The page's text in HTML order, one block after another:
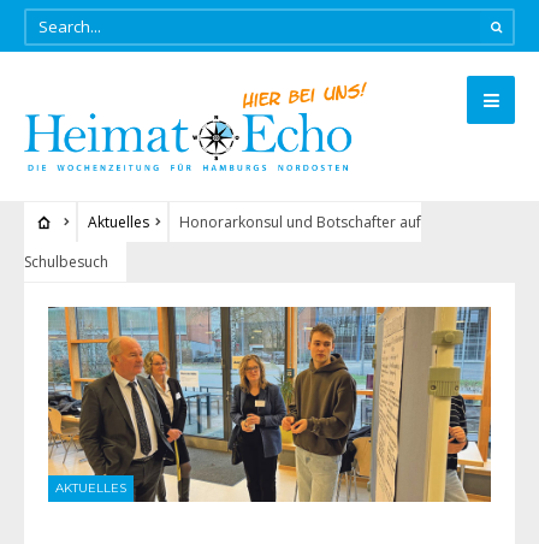
Aktuelles
Honorarkonsul und Botschafter auf
Schulbesuch
AKTUELLES